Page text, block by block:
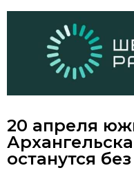
20 апреля
останутся